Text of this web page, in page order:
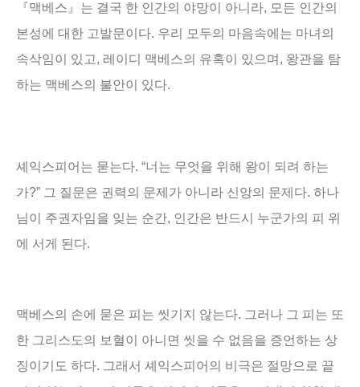
『맥베스 』 는 결국 한 인간의 야망이 아니라, 모든 인간의
본성에 대한 고발문이다. 우리 모두의 마음속에는 마녀의
속삭임이 있고, 레이디 맥베스의 유혹이 있으며 , 왕관을 탐
하는 맥베스의 불안이 있다.
셰익스피어는 묻는다. “너는 무엇을 위해 왕이 되려 하는
가?” 그 질문은 권력의 문제가 아니라 신앙의 문제다. 하나
님이 주권자임을 잊는 순간, 인간은 반드시 누군가의 피 위
에 서게 된다.
맥베스의 손에 묻은 피는 씻기지 않는다. 그러나 그 피는 또
한 그리스도의 보혈이 아니면 씻을 수 없음을 증언하는 상
징이기도 하다. 그래서 셰익스피어의 비극은 절망으로 끝